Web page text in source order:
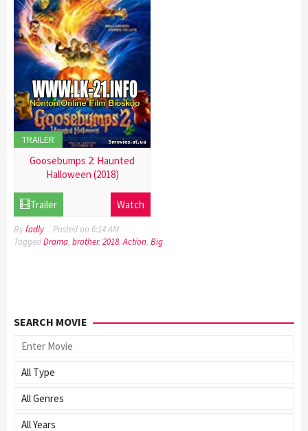
TRAILER
Goosebumps 2: Haunted
Halloween (2018)
2016
Trailer Watch
Byfadly Posted on 6:14 AM
TaggedDrama, brother, 2018,Action, Big
SEARCH MOVIE